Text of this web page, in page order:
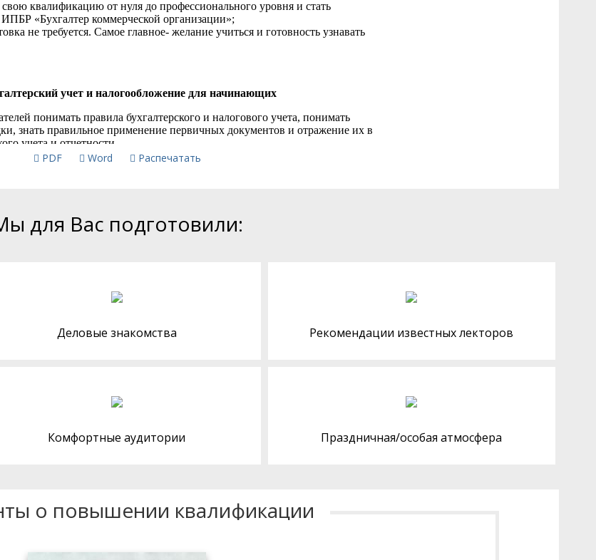
PDF Word Распечатать
для Вас подготовили:
Деловые знакомства Рекомендации известных лекторов
Комфортные аудитории Праздничная/особая атмосфера
о повышении квалификации